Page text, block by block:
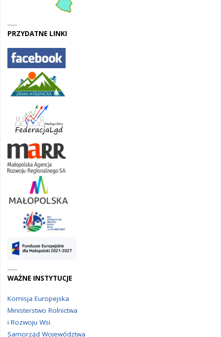
PRZYDATNE LINKI
WAŻNE INSTYTUCJE
Komisja Europejska
Ministerstwo Rolnictwa
i Rozwoju Wsi
Samorząd Województwa